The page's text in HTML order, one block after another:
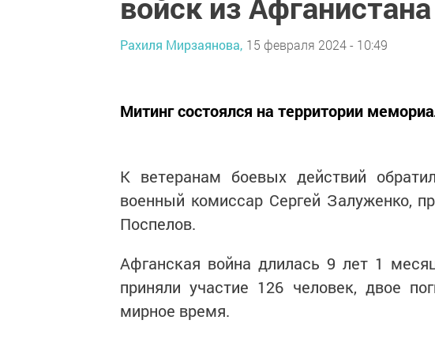
Рахиля Мирзаянова, 15 февраля 2024 - 10:49
Митинг состоялся на территории
К ветеранам боевых действий
военный комиссар Сергей Залуженко,
Поспелов.
Афганская война длилась 9 лет 1
приняли участие 126 человек, двое
мирное время.